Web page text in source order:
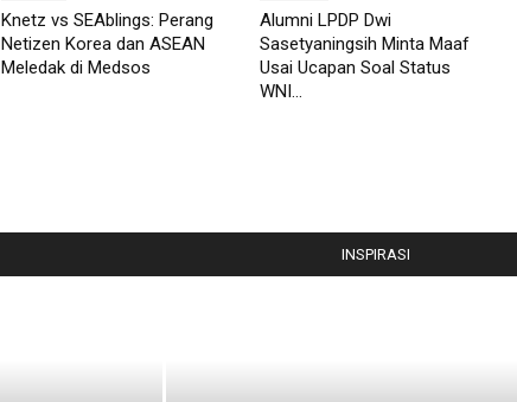
Knetz vs SEAblings: Perang
Netizen Korea dan ASEAN
Meledak di Medsos
Alumni LPDP Dwi
Sasetyaningsih Minta Maaf
Usai Ucapan Soal Status
WNI...
INSPIRASI